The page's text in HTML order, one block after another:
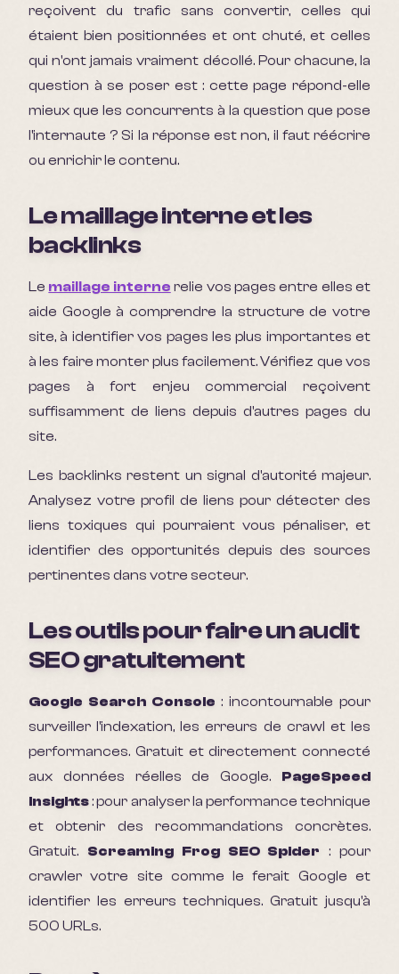
reçoivent du trafic sans convertir, celles qui
étaient bien positionnées et ont chuté, et celles
qui n'ont jamais vraiment décollé. Pour chacune, la
question à se poser est : cette page répond-elle
mieux que les concurrents à la question que pose
l'internaute ? Si la réponse est non, il faut réécrire
ou enrichir le contenu.
Le maillage interne et les
backlinks
Le maillage interne relie vos pages entre elles et
aide Google à comprendre la structure de votre
site, à identifier vos pages les plus importantes et
à les faire monter plus facilement. Vérifiez que vos
pages à fort enjeu commercial reçoivent
suffisamment de liens depuis d'autres pages du
site.
Les backlinks restent un signal d'autorité majeur.
Analysez votre profil de liens pour détecter des
liens toxiques qui pourraient vous pénaliser, et
identifier des opportunités depuis des sources
pertinentes dans votre secteur.
Les outils pour faire un audit
SEO gratuitement
Google Search Console : incontournable pour
surveiller l'indexation, les erreurs de crawl et les
performances. Gratuit et directement connecté
aux données réelles de Google. PageSpeed
Insights: pour analyser la performance technique
et obtenir des recommandations concrètes.
Gratuit. Screaming Frog SEO Spider : pour
crawler votre site comme le ferait Google et
identifier les erreurs techniques. Gratuit jusqu'à
500 URLs.